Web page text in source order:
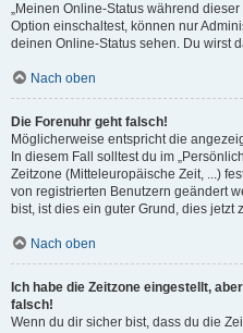
„Meinen Online-Status während
Option einschaltest, können nur
deinen Online-Status sehen. Du wirst
Nach oben
Die Forenuhr geht falsch!
Möglicherweise entspricht die
In diesem Fall solltest du im
Zeitzone (Mitteleuropäische Zeit, ...)
von registrierten Benutzern geändert
bist, ist dies ein guter Grund, dies jetzt
Nach oben
Ich habe die Zeitzone eingestellt,
falsch!
Wenn du dir sicher bist, dass du die